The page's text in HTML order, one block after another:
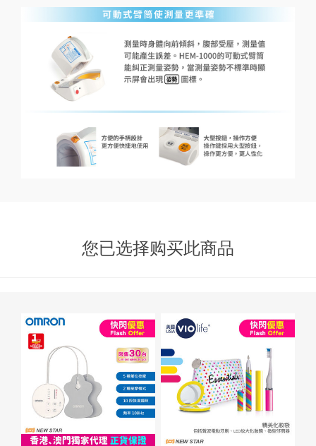
您已选择购买此商品